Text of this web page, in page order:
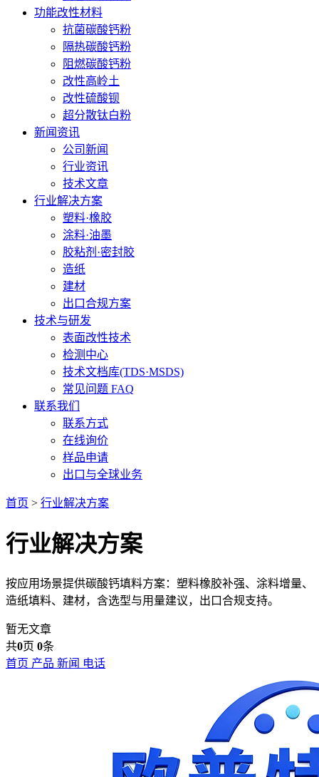
功能改性材料
抗菌碳酸钙粉
隔热碳酸钙粉
阻燃碳酸钙粉
改性高岭土
改性硫酸钡
超分散钛白粉
新闻资讯
公司新闻
行业资讯
技术文章
行业解决方案
塑料·橡胶
涂料·油墨
胶粘剂·密封胶
造纸
建材
出口合规方案
技术与研发
表面改性技术
检测中心
技术文档库(TDS·MSDS)
常见问题 FAQ
联系我们
联系方式
在线询价
样品申请
出口与全球业务
首页 > 行业解决方案
行业解决方案
按应用场景提供碳酸钙填料方案：塑料橡胶补强、涂料增量、
造纸填料、建材，含选型与用量建议，出口合规支持。
暂无文章
共0页 0条
首页 产品 新闻 电话